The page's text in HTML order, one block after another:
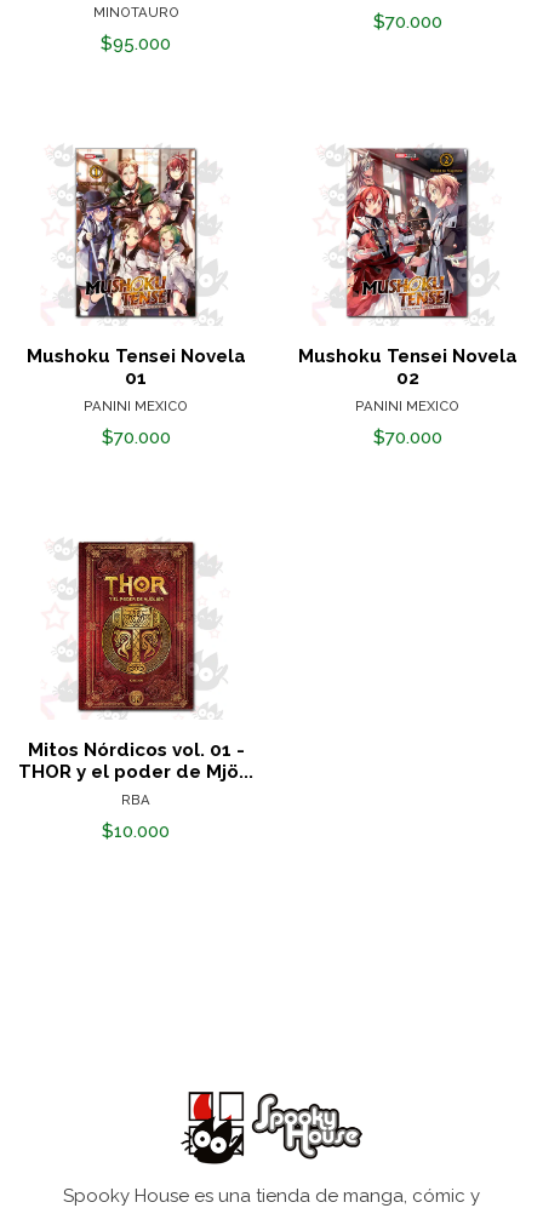
MINOTAURO
$95.000
$70.000
Mushoku Tensei Novela
01
PANINI MEXICO
$70.000
Mushoku Tensei Novela
02
PANINI MEXICO
$70.000
Mitos Nórdicos vol. 01 -
THOR y el poder de Mjö...
RBA
$10.000
Spooky House es una tienda de manga, cómic y